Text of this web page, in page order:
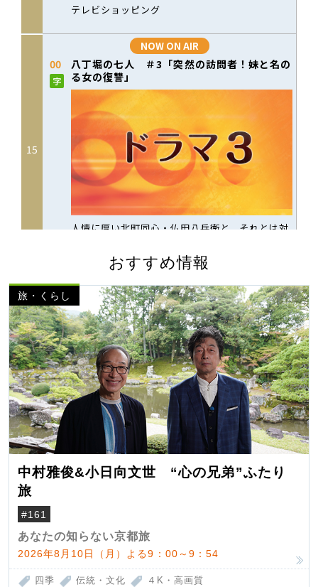
おすすめ情報
旅・くらし
中村雅俊&小日向文世 “心の兄弟”ふたり
旅
#161
あなたの知らない京都旅
2026年8月10日（月）よる9：00～9：54
四季 伝統・文化 ４K・高画質